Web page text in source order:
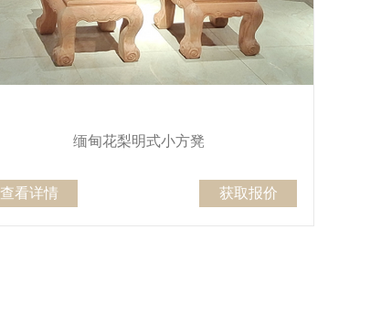
缅甸花梨明式小方凳
查看详情 获取报价